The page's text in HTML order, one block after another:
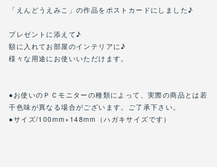
「えんどうえみこ」の作品をポストカードにしました♪
プレゼントに添えて♪
額に入れてお部屋のインテリアに♪
様々な用途にお使いいただけます。
●お使いのＰＣモニターの種類によって、実際の商品とは若
干色味が異なる場合がございます。ご了承下さい。
●サイズ/100mm×148mm（ハガキサイズです）